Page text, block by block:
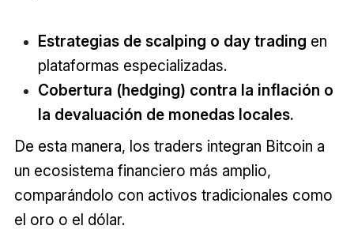
Estrategias de scalping o day trading en
plataformas especializadas.
Cobertura (hedging) contra la inflación o
la devaluación de monedas locales.
De esta manera, los traders integran Bitcoin a
un ecosistema financiero más amplio,
comparándolo con activos tradicionales como
el oro o el dólar.